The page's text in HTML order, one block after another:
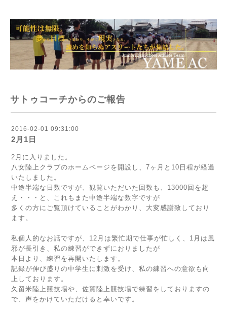
サトゥコーチからのご報告
2016-02-01 09:31:00
2月1日
2月に入りました。
八女陸上クラブのホームページを開設し、7ヶ月と10日程が経過
いたしました。
中途半端な日数ですが、観覧いただいた回数も、13000回を超
え・・・と、これもまた中途半端な数字ですが
多くの方にご覧頂けていることがわかり、大変感謝致しており
ます。
私個人的なお話ですが、12月は繁忙期で仕事が忙しく、1月は風
邪が長引き、私の練習ができずにおりましたが
本日より、練習を再開いたします。
記録が伸び盛りの中学生に刺激を受け、私の練習への意欲も向
上しております。
久留米陸上競技場や、佐賀陸上競技場で練習をしておりますの
で、声をかけていただけると幸いです。